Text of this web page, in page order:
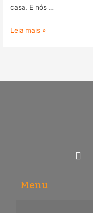
casa. E nós …
Leia mais »
Menu